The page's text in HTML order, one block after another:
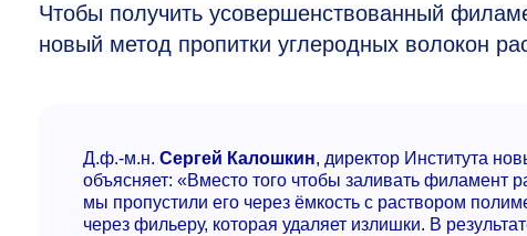
Чтобы получить усовершенствованный
новый метод пропитки углеродных волокон
Д.ф.-м.н. Сергей Калошкин, директор Института
объясняет: «Вместо того чтобы заливать филамент
мы пропустили его через ёмкость с раствором
через фильеру, которая удаляет излишки. В